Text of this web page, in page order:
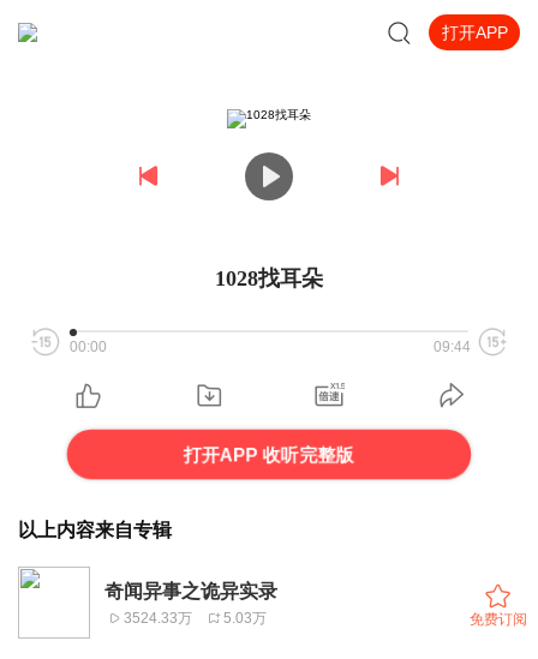
打开APP
1028找耳朵
00:00 09:44
打开APP 收听完整版
以上内容来自专辑
奇闻异事之诡异实录
3524.33万 5.03万 免费订阅